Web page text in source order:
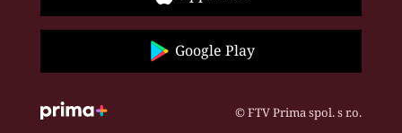
Google Play
© FTV Prima spol. s r.o.